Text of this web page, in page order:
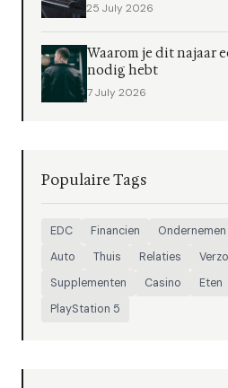
25 July 2026
Waarom je dit najaar
nodig hebt
7 July 2026
Populaire Tags
EDC Financien Ondernemen
Auto
Thuis Relaties
Supplementen
Casino Eten
PlayStation 5